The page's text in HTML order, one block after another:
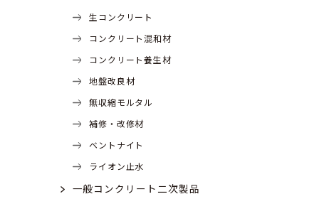
生コンクリート
コンクリート混和材
コンクリート養生材
地盤改良材
無収縮モルタル
補修・改修材
ベントナイト
ライオン止水
一般コンクリート二次製品